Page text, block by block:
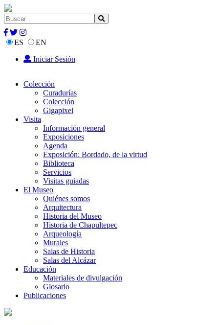
ES
EN
Iniciar Sesión
Colección
Curadurías
Colección
Gigapixel
Visita
Información general
Exposiciones
Agenda
Exposición: Bordado, de la virtud
Biblioteca
Servicios
Visitas guiadas
El Museo
Quiénes somos
Arquitectura
Historia del Museo
Historia de Chapultepec
Arqueología
Murales
Salas de Historia
Salas del Alcázar
Educación
Materiales de divulgación
Glosario
Publicaciones